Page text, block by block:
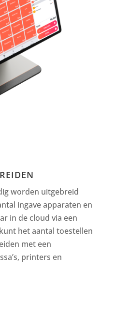
worden uitgebreid
ingave apparaten en
in de cloud via een
het aantal toestellen
met een
printers en